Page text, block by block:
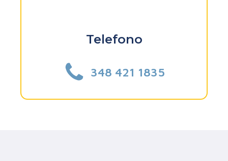
Telefono
348 421 1835